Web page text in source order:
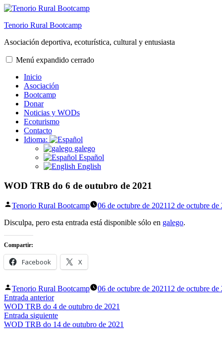
Saltar
contenido
Tenorio Rural Bootcamp
Asociación deportiva, ecoturística, cultural y entusiasta
Menú expandido cerrado
Inicio
Asociación
Bootcamp
Donar
Noticias y WODs
Ecoturismo
Contacto
Idioma:
galego
Español
English
WOD TRB do 6 de outubro de 2021
Publicado
Tenorio Rural Bootcamp 06 de octubre de 202112 de octubre de
Disculpa, pero esta entrada está disponible sólo en galego.
Compartir:
Facebook X
Publicado
por
Tenorio Rural Bootcamp 06 de octubre de 202112 de octubre de
Navegación
de
entradas
Entrada anteriorEntrada
anterior:
WOD TRB do 4 de outubro de 2021
Entrada siguienteEntrada
siguiente:
WOD TRB do 14 de outubro de 2021